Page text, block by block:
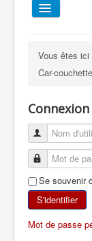
TOUT
ESCALADE
SKI DE
Vous êtes ici
Car-
Connexion
Se souvenir
S'identifier
Mot de passe